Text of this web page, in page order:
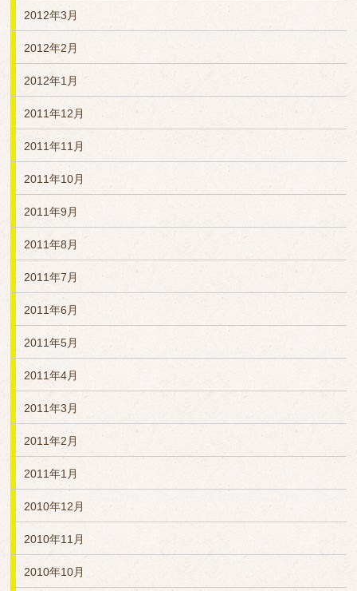
2012年3月
2012年2月
2012年1月
2011年12月
2011年11月
2011年10月
2011年9月
2011年8月
2011年7月
2011年6月
2011年5月
2011年4月
2011年3月
2011年2月
2011年1月
2010年12月
2010年11月
2010年10月